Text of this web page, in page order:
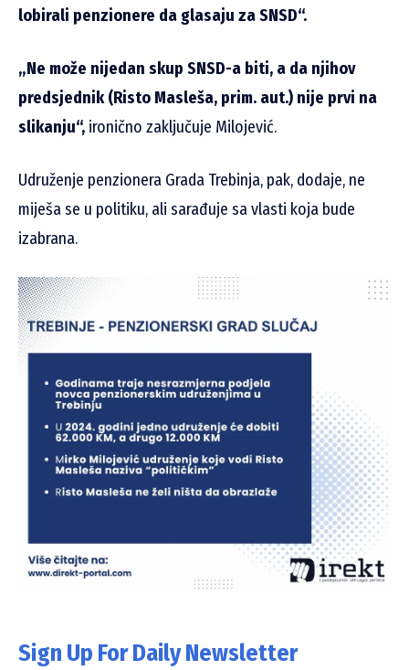
lobirali penzionere da glasaju za SNSD“.
„Ne može nijedan skup SNSD-a biti, a da njihov
predsjednik (Risto Masleša, prim. aut.) nije prvi na
slikanju“, ironično zaključuje Milojević.
Udruženje penzionera Grada Trebinja, pak, dodaje, ne
miješa se u politiku, ali sarađuje sa vlasti koja bude
izabrana.
Sign Up For Daily Newsletter